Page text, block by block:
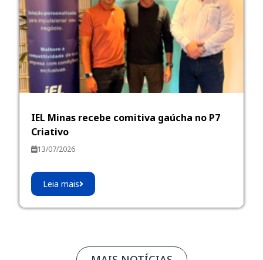
IEL Minas recebe comitiva gaúcha no P7
Criativo
13/07/2026
Leia mais